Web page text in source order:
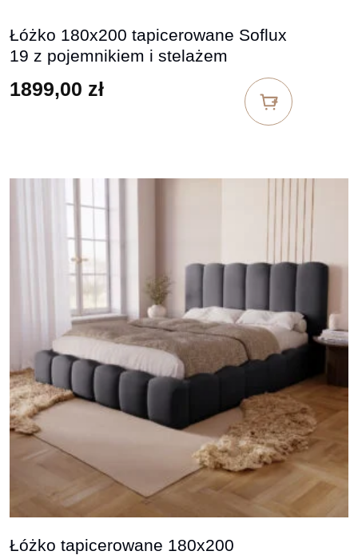
Łóżko 180x200 tapicerowane Soflux
19 z pojemnikiem i stelażem
1899,00 zł
Łóżko tapicerowane 180x200